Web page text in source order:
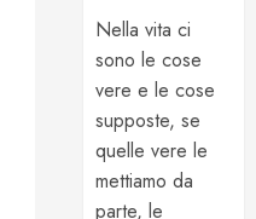
Nella vita ci
sono le cose
vere e le cose
supposte, se
quelle vere le
mettiamo da
parte, le